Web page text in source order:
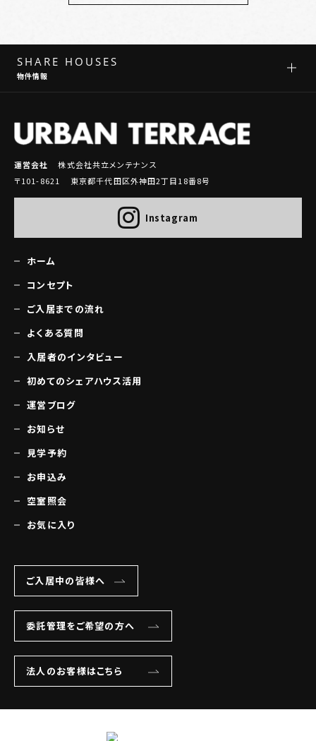
SHARE HOUSES
物件情報
運営会社
株式会社共立メンテナンス
〒101-8621 東京都千代田区外神田2丁目18番8号
Instagram
ホーム
コンセプト
ご入居までの流れ
よくある質問
入居者のインタビュー
初めてのシェアハウス活用
運営ブログ
お知らせ
見学予約
お申込み
空室照会
お気に入り
ご入居中の皆様へ
委託管理をご希望の方へ
法人のお客様はこちら